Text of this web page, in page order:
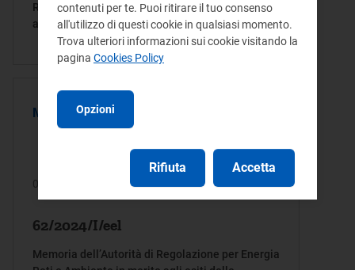
Reti e Ambiente in merito alla proposta di
aggiornamento del Piano Nazionale Integrato
per l’Energia e il Clima (PNIEC)
MEMORIA
04/03/2024
62/2024/I/eel
Memoria dell’Autorità di Regolazione per Energia
contenuti per te. Puoi ritirare il tuo consenso
all'utilizzo di questi cookie in qualsiasi momento.
Trova ulteriori informazioni sui cookie visitando la
pagina Cookies Policy
Opzioni
Rifiuta Accetta